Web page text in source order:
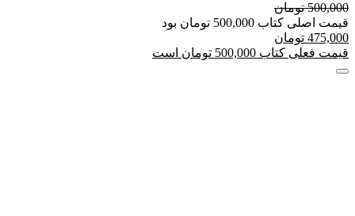
500,000 تومان
قیمت اصلی کتاب 500,000 تومان بود
475,000 تومان
قیمت فعلی کتاب 500,000 تومان است